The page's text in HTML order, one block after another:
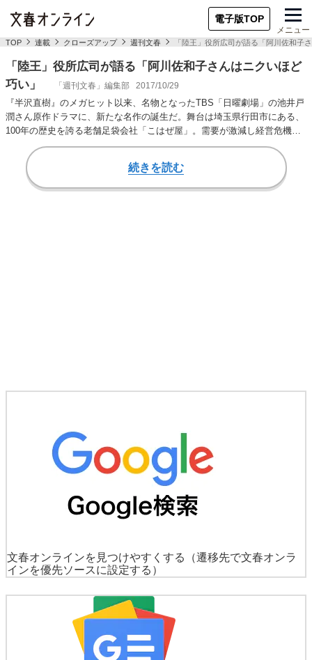
電子版TOP
メニュー
TOP 連載 クローズアップ 週刊文春 「陸王」役所広司が語る「阿川佐和子
「陸王」役所広司が語る「阿川佐和子さんはニクいほど
巧い」
「週刊文春」編集部 2017/10/29
『半沢直樹』のメガヒット以来、名物となったTBS「日曜劇場」の池井戸
潤さん原作ドラマに、新たな名作の誕生だ。舞台は埼玉県行田市にある、
100年の歴史を誇る老舗足袋会社「こはぜ屋」。需要が激減し経営危機に
陥るが、足袋の…
続きを読む
文春オンラインを見つけやすくする
（遷移先で文春オンラ
インを優先ソースに設定する）